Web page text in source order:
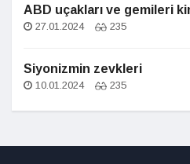
ABD uçakları ve gemileri
27.01.2024 235
Siyonizmin zevkleri
10.01.2024 235